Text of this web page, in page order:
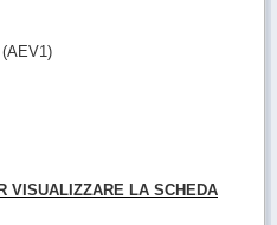
VISUALIZZARE LA SCHEDA